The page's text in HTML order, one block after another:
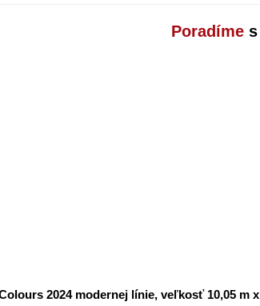
Poradímes
2024 modernej línie, veľkosť 10,05 m